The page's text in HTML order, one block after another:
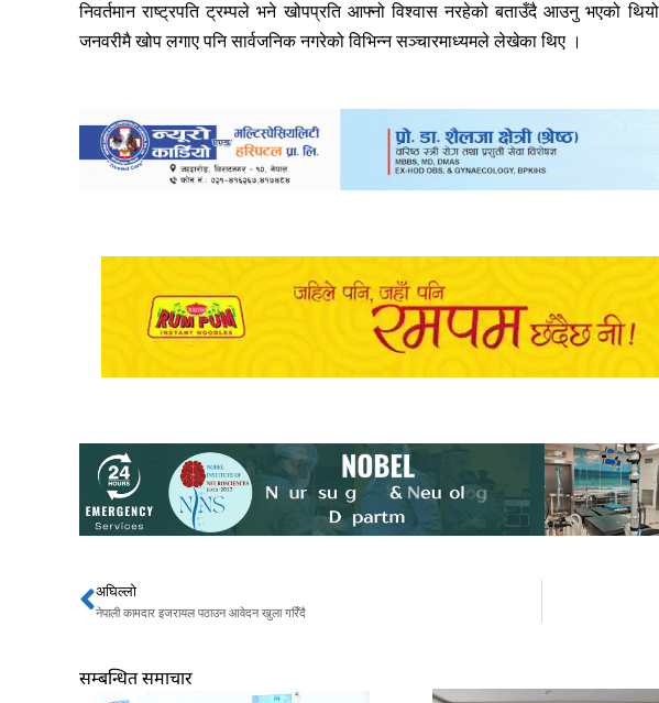
निवर्तमान राष्ट्रपति ट्रम्पले भने खोपप्रति आफ्नो विश्वास नरहेको बताउँदै आउनु भएको
जनवरीमै खोप लगाए पनि सार्वजनिक नगरेको विभिन्न सञ्चारमाध्यमले लेखेका थिए ।
Prev
अघिल्लो
नेपाली कामदार इजरायल पठाउन आवेदन खुला गरिँदै
सम्बन्धित समाचार